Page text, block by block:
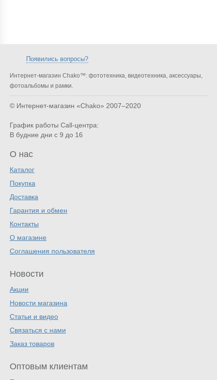
Появились вопросы?
Интернет-магазин Chako™: фототехника, видеотехника, аксессуары,
фотоальбомы и рамки.
© Интернет-магазин «Chako» 2007–2020
График работы Call-центра:
В будние дни с 9 до 16
О нас
Каталог
Покупка
Доставка
Гарантия и обмен
Контакты
О магазине
Соглашения пользователя
Новости
Акции
Новости магазина
Статьи и видео
Связаться с нами
Заказ товаров
Оптовым клиентам